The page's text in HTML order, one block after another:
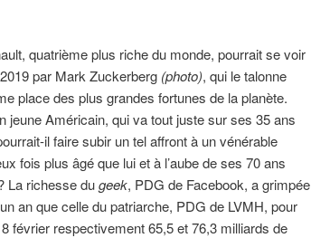
quatrième plus riche du monde, pourrait se voir
par Mark Zuckerberg (photo), qui le talonne
place des plus grandes fortunes de la planète.
jeune Américain, qui va tout juste sur ses 35 ans
il faire subir un tel affront à un vénérable
fois plus âgé que lui et à l’aube de ses 70 ans
La richesse dugeek, PDG de Facebook, a grimpée
an que celle du patriarche, PDG de LVMH, pour
février respectivement 65,5 et 76,3 milliards de